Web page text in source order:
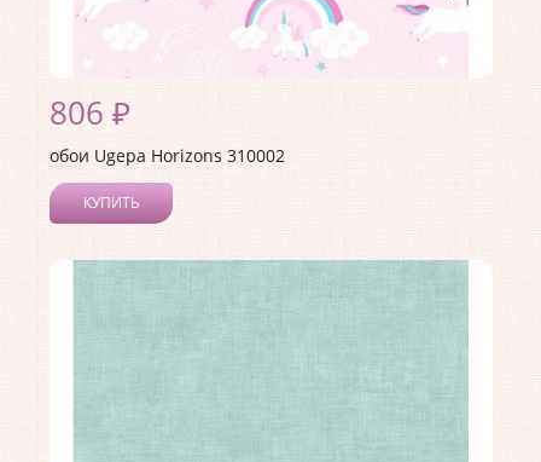
806 ₽
обои Ugepa Horizons 310002
КУПИТЬ
Коллекция:Horizons
Длина рулона:
Ширина рулона:
Материал покрытия: